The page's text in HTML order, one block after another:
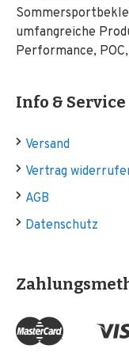
umfangreiche
Performance,
Info & Service
Versand
Vertrag
AGB
Datenschutz